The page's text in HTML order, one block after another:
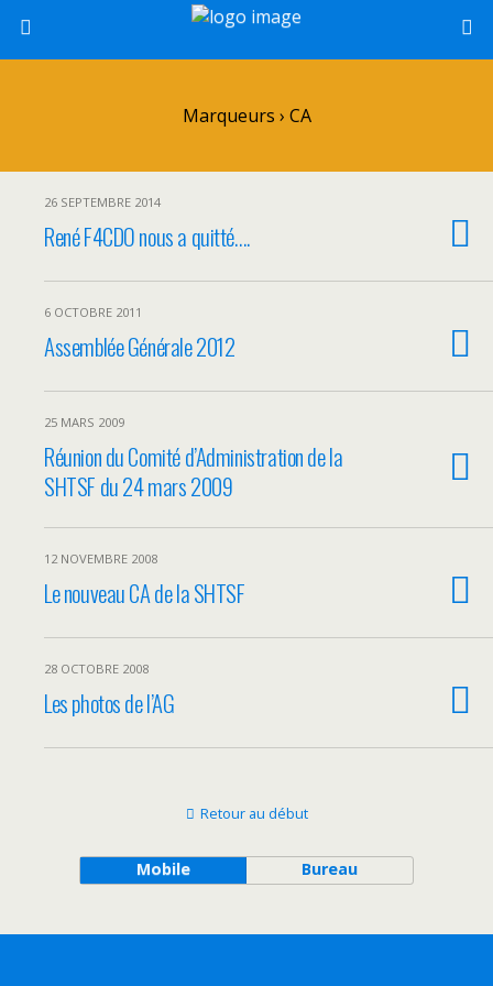
Marqueurs › CA
26 SEPTEMBRE 2014
René F4CDO nous a quitté….
6 OCTOBRE 2011
Assemblée Générale 2012
25 MARS 2009
Réunion du Comité d’Administration de la
SHTSF du 24 mars 2009
12 NOVEMBRE 2008
Le nouveau CA de la SHTSF
28 OCTOBRE 2008
Les photos de l’AG
Retour au début
Mobile Bureau